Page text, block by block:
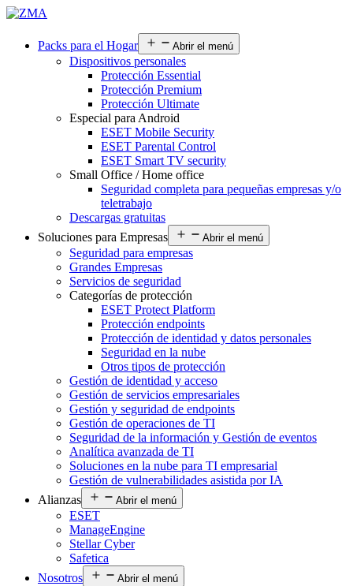
Packs para el Hogar Abrir el menú
Dispositivos personales
Protección Essential
Protección Premium
Protección Ultimate
Especial para Android
ESET Mobile Security
ESET Parental Control
ESET Smart TV security
Small Office / Home office
Seguridad completa para pequeñas empresas y/o
teletrabajo
Descargas gratuitas
Soluciones para Empresas
Abrir el menú
Seguridad para empresas
Grandes Empresas
Servicios de seguridad
Categorías de protección
ESET Protect Platform
Protección endpoints
Protección de identidad y datos personales
Seguridad en la nube
Otros tipos de protección
Gestión de identidad y acceso
Gestión de servicios empresariales
Gestión y seguridad de endpoints
Gestión de operaciones de TI
Seguridad de la información y Gestión de eventos
Analítica avanzada de TI
Soluciones en la nube para TI empresarial
Gestión de vulnerabilidades asistida por IA
Alianzas
Abrir el menú
ESET
ManageEngine
Stellar Cyber
Safetica
Nosotros
Abrir el menú